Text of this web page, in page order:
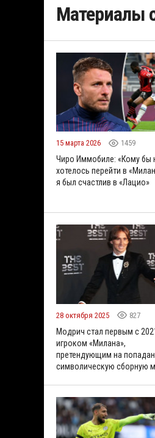
Материалы
15 марта 2026 1459
Чиро Иммобиле: «Кому бы
хотелось перейти в
я был счастлив в «Лацио»
28 октября 2025 827
Модрич стал первым с
игроком «Милана»,
претендующим на
символическую сборную